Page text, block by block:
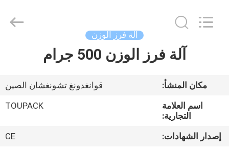
المنتجات
معلومات
عنا
EQUIPMENT
آلة فرز الوزن
آلة فرز الوزن 500 جرام
مكان المنشأ:
قوانغدونغ تشونغشان الصين
اسم العلامة
التجارية:
TOUPACK
إصدار الشهادات:
CE